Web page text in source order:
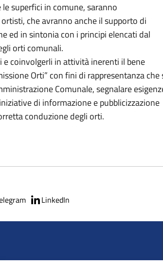
superfici in comune, saranno
che avranno anche il supporto di
ed in sintonia con i principi elencati dal
orti comunali.
e coinvolgerli in attività inerenti il bene
Orti” con fini di rappresentanza che
Comunale, segnalare
di informazione e pubblicizzazione
conduzione degli orti.
LinkedIn